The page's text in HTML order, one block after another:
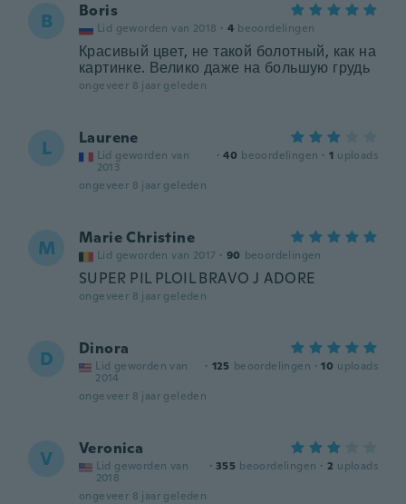
B Boris
Lid geworden van 2018 · 4 beoordelingen
Красивый цвет, не такой болотный, как на
картинке. Велико даже на большую грудь
ongeveer 8 jaar geleden
L Laurene
Lid geworden van
2013
· 40 beoordelingen · 1 uploads
ongeveer 8 jaar geleden
M Marie Christine
Lid geworden van 2017 · 90 beoordelingen
SUPER PIL PLOIL BRAVO J ADORE
ongeveer 8 jaar geleden
D Dinora
Lid geworden van
2014
· 125 beoordelingen · 10 uploads
ongeveer 8 jaar geleden
V Veronica
Lid geworden van
2018
· 355 beoordelingen · 2 uploads
ongeveer 8 jaar geleden